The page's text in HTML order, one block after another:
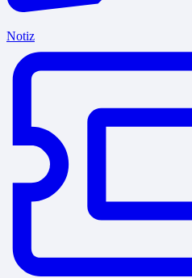
Notiz